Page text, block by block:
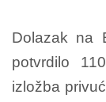
Dolazak na
potvrdilo
izložba